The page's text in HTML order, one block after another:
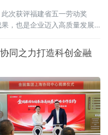
次获评福建省五一劳动奖
，也是企业迈入高质量发展
同之力打造科创金融